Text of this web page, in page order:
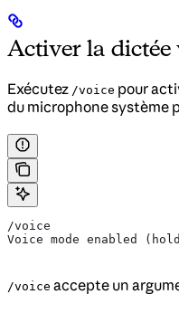
Activer la dictée
Exécutez /voice pour
du microphone système
/voice
Voice mode enabled
/voice accepte un